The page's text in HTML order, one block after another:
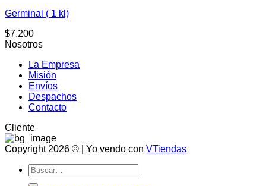
Germinal ( 1 kl)
$7.200
Nosotros
La Empresa
Misión
Envíos
Despachos
Contacto
Cliente
Copyright 2026 © | Yo vendo con VTiendas
Buscar
por: